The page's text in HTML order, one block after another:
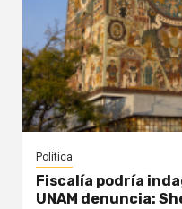
Política
Fiscalía podría
UNAM denuncia: